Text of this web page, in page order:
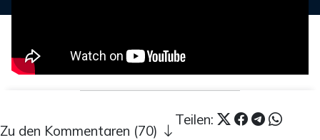
Teilen:
Zu den Kommentaren (70)